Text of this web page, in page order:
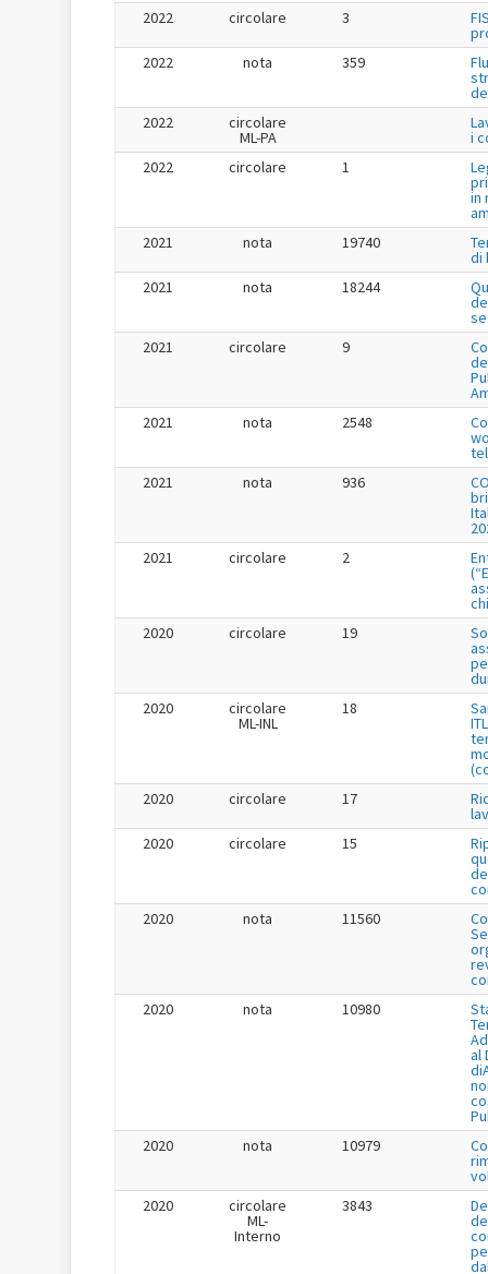
2022
circolare 3
2022
nota 359
2022
circolare
ML-PA
i
2022
circolare 1
in
2021
nota 19740
di
2021
nota 18244
2021
circolare 9
2021
nota 2548
2021
nota 936
2021
circolare 2
2020
circolare 19
2020
circolare
ML-INL
18
2020
circolare 17
2020
circolare 15
2020
nota 11560
2020
nota 10980
al
2020
nota 10979
2020
circolare
ML-
Interno
3843